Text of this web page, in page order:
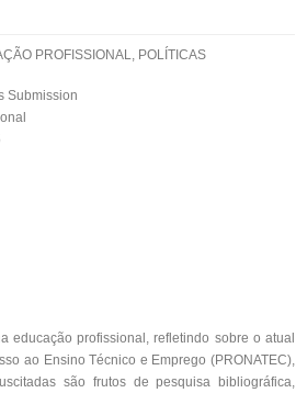
PROFISSIONAL, POLÍTICAS
Submission
educação profissional, refletindo sobre o atual
ao Ensino Técnico e Emprego (PRONATEC),
são frutos de pesquisa bibliográfica,